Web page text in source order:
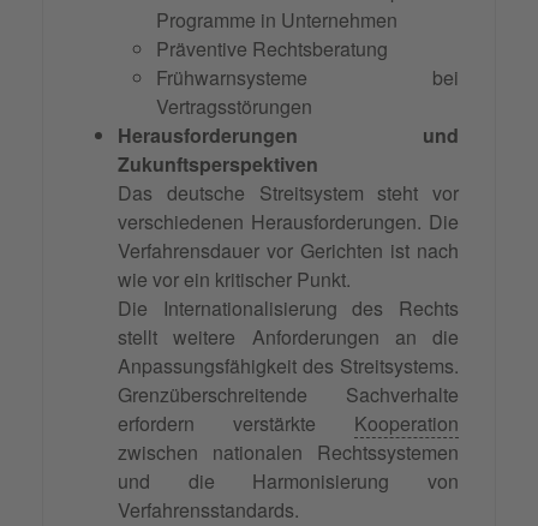
Programme in Unternehmen
Präventive Rechtsberatung
Frühwarnsysteme bei
Vertragsstörungen
Herausforderungen und
Zukunftsperspektiven
Das deutsche Streitsystem steht vor
verschiedenen Herausforderungen. Die
Verfahrensdauer vor Gerichten ist nach
wie vor ein kritischer Punkt.
Die Internationalisierung des Rechts
stellt weitere Anforderungen an die
Anpassungsfähigkeit des Streitsystems.
Grenzüberschreitende Sachverhalte
erfordern verstärkte Kooperation
zwischen nationalen Rechtssystemen
und die Harmonisierung von
Verfahrensstandards.